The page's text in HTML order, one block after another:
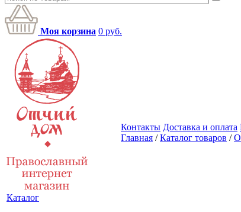
Моя корзина 0 руб.
Каталог
Контакты Доставка и оплата
Главная /Каталог товаров /О